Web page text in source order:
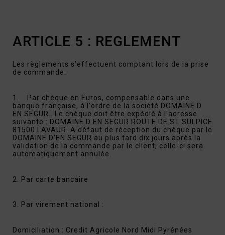
ARTICLE 5 : REGLEMENT
Les règlements s’effectuent comptant lors de la prise
de commande.
1. Par chèque en Euros, compensable dans une
banque française, à l'ordre de la société DOMAINE D
EN SEGUR.. Le chèque doit être expédié à l'adresse
suivante : DOMAINE D EN SEGUR ROUTE DE ST SULPICE
81500 LAVAUR. A défaut de réception du chèque par le
DOMAINE D’EN SEGUR au plus tard dix jours après la
validation de la commande par le client, celle-ci sera
automatiquement annulée.
2. Par carte bancaire
3. Par virement national :
Domiciliation : Credit Agricole Nord Midi Pyrénées